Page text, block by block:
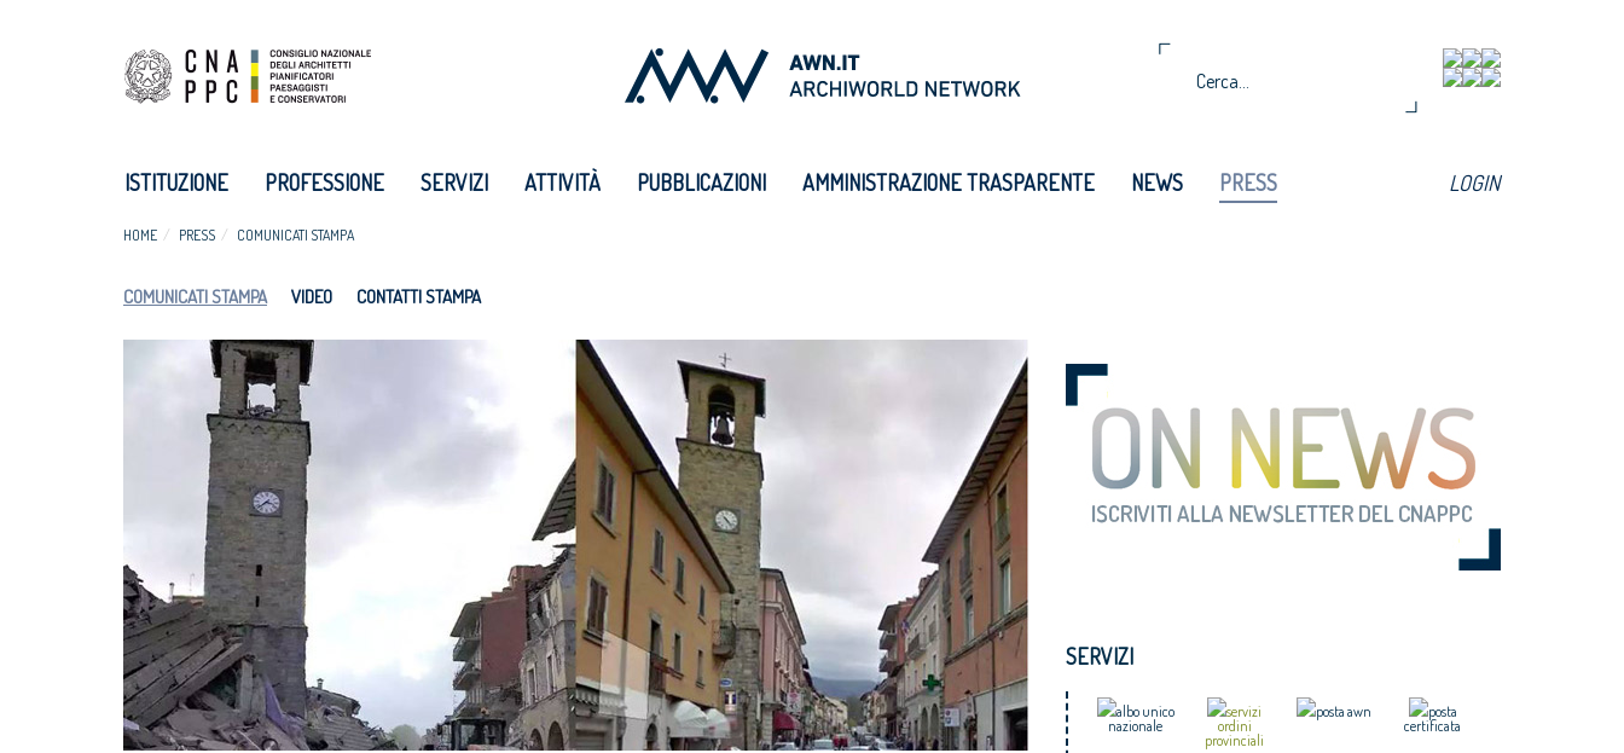
ISTITUZIONE PROFESSIONE SERVIZI ATTIVITÀ PUBBLICAZIONI AMMINISTRAZIONE TRASPARENTE NEWS PRESS LOGIN
HOME PRESS COMUNICATI STAMPA
COMUNICATI STAMPA VIDEO CONTATTI STAMPA
SERVIZI
albo unico
nazionale
servizi
ordini
provinciali
posta awn
posta
certificata